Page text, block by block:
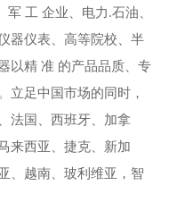
工 企业、电力.石油、
器仪表、高等院校、半
以精 准 的产品品质、专
立足中国市场的同时，
法国、西班牙、加拿
来西亚、捷克、新加
、越南、玻利维亚，智